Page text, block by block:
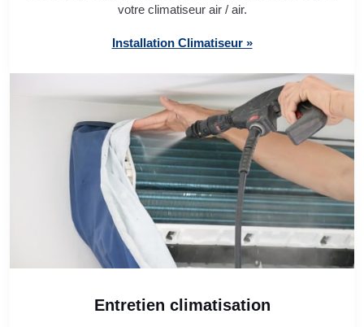
votre climatiseur air / air.
Installation Climatiseur »
Entretien climatisation